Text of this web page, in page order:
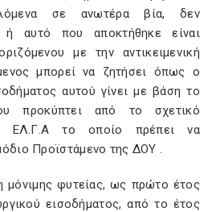
σε ανωτέρα βία, δεν
ή αυτό που αποκτήθηκε είναι
με την αντικειμενική
μπορεί να ζητήσει όπως ο
αυτού γίνει με βάση το
προκύπτει από το σχετικό
ΕΛ.Γ.Α το οποίο πρέπει να
Προϊστάμενο της ΔΟΥ .
μόνιμης φυτείας, ως πρώτο έτος
εισοδήματος, από το έτος